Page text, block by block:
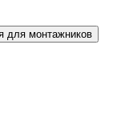
Регистрация для монтажников